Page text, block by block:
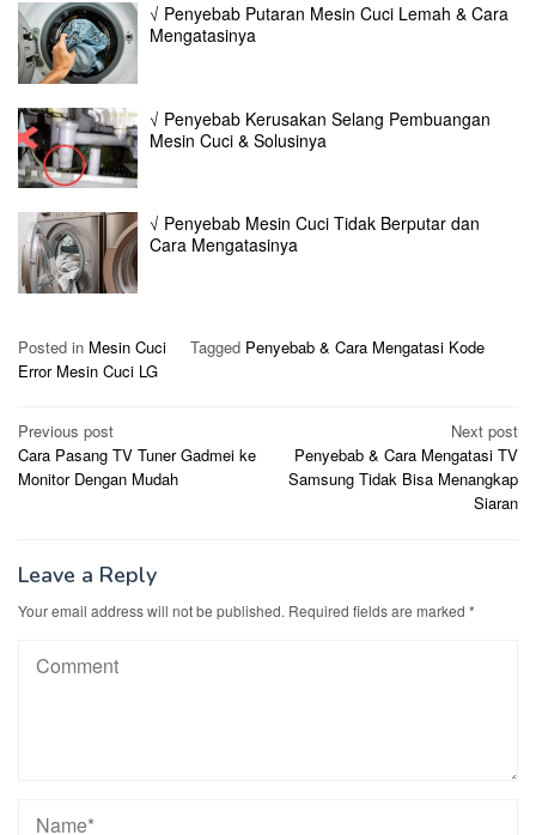
√ Penyebab Putaran Mesin Cuci Lemah & Cara
Mengatasinya
√ Penyebab Kerusakan Selang Pembuangan
Mesin Cuci & Solusinya
√ Penyebab Mesin Cuci Tidak Berputar dan
Cara Mengatasinya
Posted in Mesin Cuci Tagged Penyebab & Cara Mengatasi Kode
Error Mesin Cuci LG
Post
navigation
Previous post
Cara Pasang TV Tuner Gadmei ke
Monitor Dengan Mudah
Next post
Penyebab & Cara Mengatasi TV
Samsung Tidak Bisa Menangkap
Siaran
Leave a Reply
Your email address will not be published. Required fields are marked *